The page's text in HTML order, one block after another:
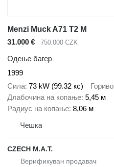
Menzi Muck A71 T2 M
31.000 €
750.000 CZK
Одење багер
1999
Сила 73 kW (99.32 кс) Гориво
Длабочина на копање 5,45 м
Радиус на копање 8,06 м
Чешка
CZECH M.A.T.